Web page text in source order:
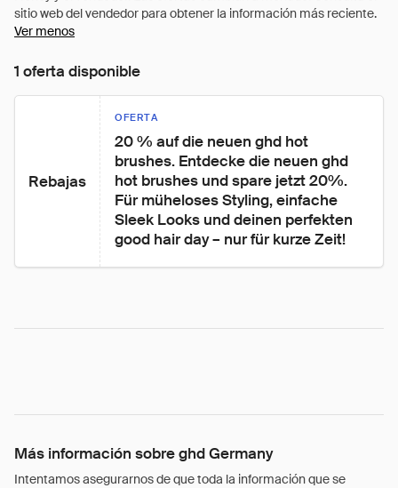
Ver menos
1 oferta disponible
Rebajas
OFERTA
20 % auf die neuen ghd hot
brushes. Entdecke die neuen ghd
hot brushes und spare jetzt 20%.
Für müheloses Styling, einfache
Sleek Looks und deinen perfekten
good hair day – nur für kurze Zeit!
Más información sobre ghd Germany
Intentamos asegurarnos de que toda la información que se